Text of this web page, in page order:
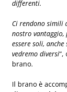
differenti.
Ci rendono simili
nostro vantaggio,
essere soli,
vedremo diversi“,
brano.
Il brano è